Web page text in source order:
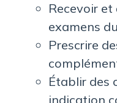
Recevoir
examens
Prescrire
Établir des
indication